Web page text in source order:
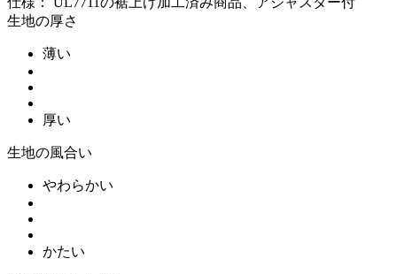
生地の厚さ
薄い
厚い
生地の風合い
やわらかい
かたい